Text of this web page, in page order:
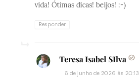
vida! Ótimas dicas! beijos! :-)
Responder
Teresa Isabel SIlva
6 de junho de 2026 às 20:13